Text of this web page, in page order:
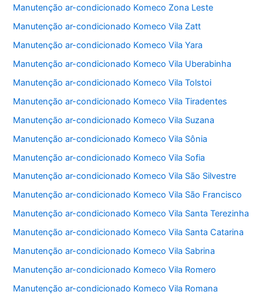
Manutenção ar-condicionado Komeco Zona Leste
Manutenção ar-condicionado Komeco Vila Zatt
Manutenção ar-condicionado Komeco Vila Yara
Manutenção ar-condicionado Komeco Vila Uberabinha
Manutenção ar-condicionado Komeco Vila Tolstoi
Manutenção ar-condicionado Komeco Vila Tiradentes
Manutenção ar-condicionado Komeco Vila Suzana
Manutenção ar-condicionado Komeco Vila Sônia
Manutenção ar-condicionado Komeco Vila Sofia
Manutenção ar-condicionado Komeco Vila São Silvestre
Manutenção ar-condicionado Komeco Vila São Francisco
Manutenção ar-condicionado Komeco Vila Santa Terezinha
Manutenção ar-condicionado Komeco Vila Santa Catarina
Manutenção ar-condicionado Komeco Vila Sabrina
Manutenção ar-condicionado Komeco Vila Romero
Manutenção ar-condicionado Komeco Vila Romana